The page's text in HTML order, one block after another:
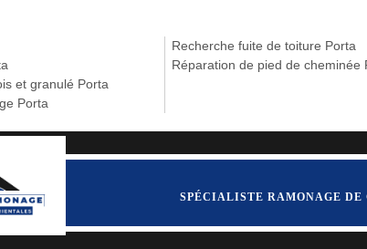
et granulé Porta
Porta
Recherche fuite de toiture Porta
Réparation de pied de cheminée
SPÉCIALISTE RAMONAGE DE